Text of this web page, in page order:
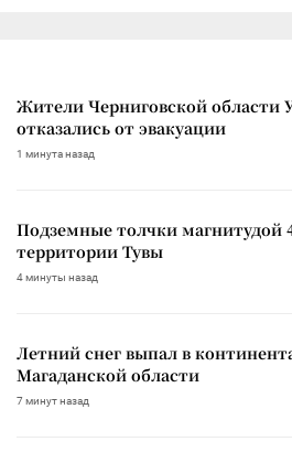
Жители Черниговской области
отказались от эвакуации
1 минута назад
Подземные толчки магнитудой
территории Тувы
4 минуты назад
Летний снег выпал в
Магаданской области
7 минут назад